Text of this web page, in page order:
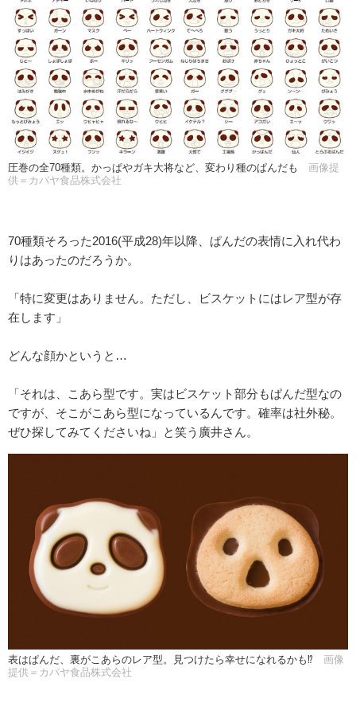
圧巻の全70種類。かっぱやガキ大将など、変わり種のぱんだも
画像提
供＝カバヤ食品株式会社
70種類そろった2016(平成28)年以降、ぱんだの表情に入れ代わ
りはあったのだろうか。
「特に変更はありません。ただし、ビスケットにはレア型が存
在します」
どんな顔かというと…
「それは、こあら型です。実はビスケット部分もぱんだ型なの
ですが、そこがこあら型になっているんです。確率は社外秘。
ぜひ探してみてくださいね」と笑う廣井さん。
表はぱんだ、裏がこあらのレア型。見つけたら幸せになれるかも⁉
画像
提供＝カバヤ食品株式会社